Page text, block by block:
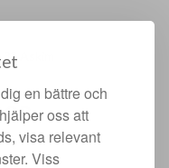
en bättre och
oss att
visa relevant
Viss
Askim